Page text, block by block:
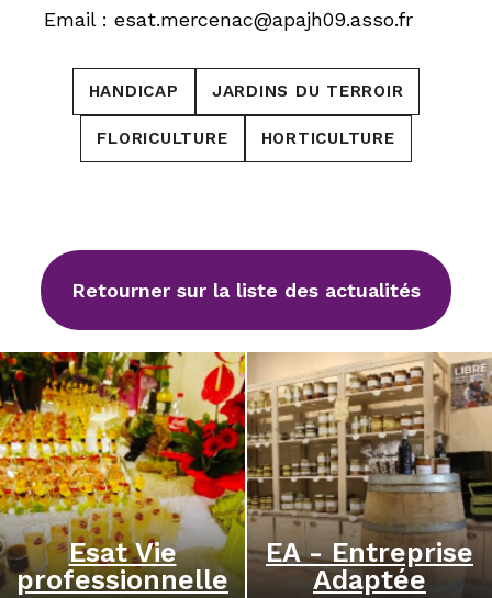
Email : esat.mercenac@apajh09.asso.fr
HANDICAP JARDINS DU TERROIR
FLORICULTURE HORTICULTURE
Retourner sur la liste des actualités
Esat Vie
professionnelle
EA - Entreprise
Adaptée